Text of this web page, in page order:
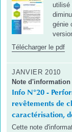
utilisé
génie
Télécharger le pdf
JANVIER 2010
Note d'information
Info N°20 -
revêtements de
caractérisation,
Cette note